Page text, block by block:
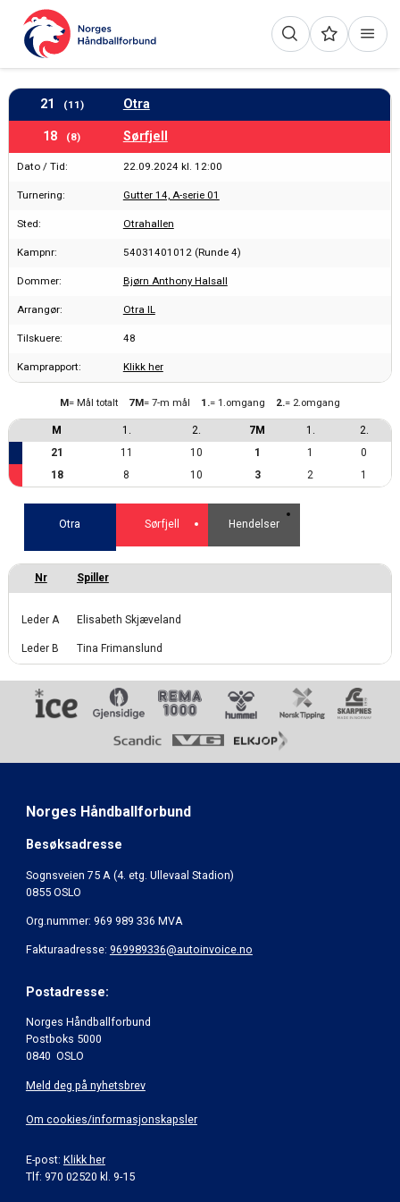
21 (11) Otra
18 (8) Sørfjell
Dato / Tid: 22.09.2024 kl. 12:00
Turnering: Gutter 14, A-serie 01
Sted: Otrahallen
Kampnr: 54031401012 (Runde 4)
Dommer: Bjørn Anthony Halsall
Arrangør: Otra IL
Tilskuere: 48
Kamprapport: Klikk her
M 1. 2. 7M 1. 2.
M= Mål totalt 7M= 7-m mål 1.= 1.omgang 2.= 2.omgang
21 11 10 1 1
0
18
8 10 3 2 1
Otra Sørfjell Hendelser
Leder A Elisabeth Skjæveland
Leder B Tina Frimanslund
Norges Håndballforbund
Besøksadresse
Sognsveien 75 A (4. etg. Ullevaal Stadion)
0855 OSLO
Org.nummer: 969 989 336 MVA
Fakturaadresse: 969989336@autoinvoice.no
Postadresse:
Norges Håndballforbund
Postboks 5000
0840 OSLO
Meld deg på nyhetsbrev
Om cookies/informasjonskapsler
E-post: Klikk her
Tlf: 970 02520 kl. 9-15